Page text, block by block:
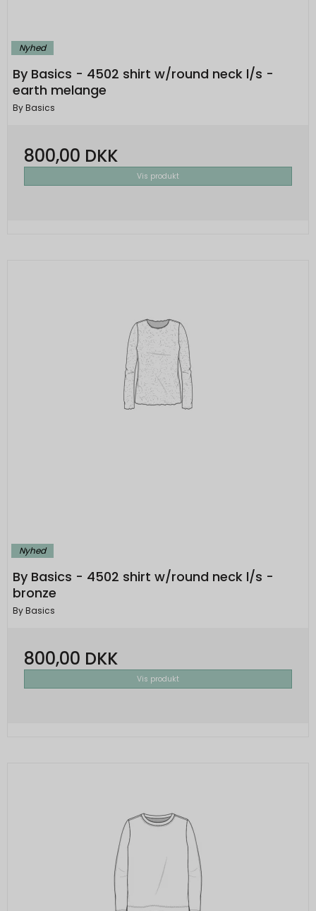
Nyhed
By Basics - 4502 shirt w/round neck l/s -
earth melange
By Basics
800,00 DKK
Vis produkt
Nyhed
By Basics - 4502 shirt w/round neck l/s -
bronze
By Basics
800,00 DKK
Vis produkt